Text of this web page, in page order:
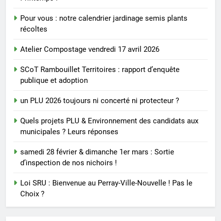
Pour vous : notre calendrier jardinage semis plants
récoltes
Atelier Compostage vendredi 17 avril 2026
SCoT Rambouillet Territoires : rapport d’enquête
publique et adoption
un PLU 2026 toujours ni concerté ni protecteur ?
Quels projets PLU & Environnement des candidats aux
municipales ? Leurs réponses
samedi 28 février & dimanche 1er mars : Sortie
d’inspection de nos nichoirs !
Loi SRU : Bienvenue au Perray-Ville-Nouvelle ! Pas le
Choix ?